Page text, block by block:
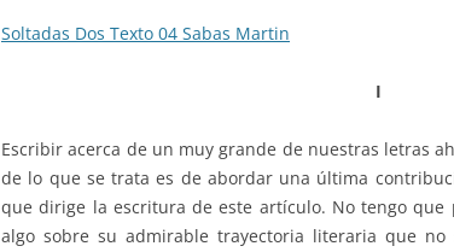
Soltadas Dos Texto 04 Sabas Martin
I
Escribir acerca de un muy grande de nuestras letras
de lo que se trata es de abordar una última
que dirige la escritura de este artículo. No tengo
algo sobre su admirable trayectoria literaria que no